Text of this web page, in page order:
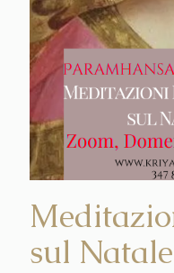
sul Natale